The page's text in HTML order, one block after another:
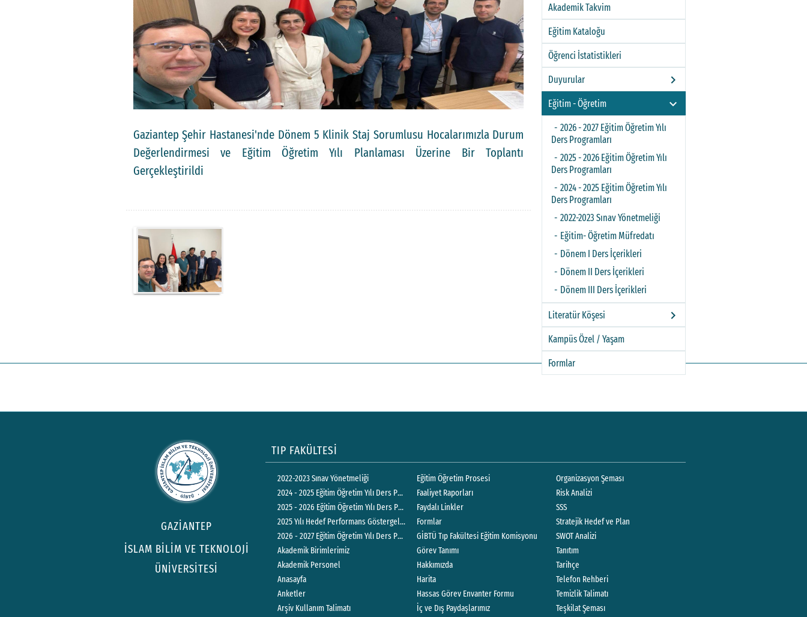
Gaziantep Şehir Hastanesi'nde Dönem 5 Klinik Staj Sorumlusu Hocalarımızla Durum
Değerlendirmesi ve Eğitim Öğretim Yılı Planlaması Üzerine Bir Toplantı
Gerçekleştirildi
Akademik Takvim
Eğitim Kataloğu
Öğrenci İstatistikleri
Duyurular keyboard_arrow_right
Eğitim - Öğretim keyboard_arrow_right
2026 - 2027 Eğitim Öğretim Yılı
Ders Programları
2025 - 2026 Eğitim Öğretim Yılı
Ders Programları
2024 - 2025 Eğitim Öğretim Yılı
Ders Programları
2022-2023 Sınav Yönetmeliği
Eğitim- Öğretim Müfredatı
Dönem I Ders İçerikleri
Dönem II Ders İçerikleri
Dönem III Ders İçerikleri
Literatür Köşesi keyboard_arrow_right
Kampüs Özel / Yaşam
Formlar
Mevzuatlar
SSS
İletişim
GAZİANTEP
İSLAM BİLİM VE TEKNOLOJİ
ÜNİVERSİTESİ
TIP FAKÜLTESİ
2022-2023 Sınav Yönetmeliği
2024 - 2025 Eğitim Öğretim Yılı Ders Programları
2025 - 2026 Eğitim Öğretim Yılı Ders Programları
2025 Yılı Hedef Performans Göstergeleri
2026 - 2027 Eğitim Öğretim Yılı Ders Programları
Akademik Birimlerimiz
Akademik Personel
Anasayfa
Anketler
Arşiv Kullanım Talimatı
Eğitim Öğretim Prosesi
Faaliyet Raporları
Faydalı Linkler
Formlar
GİBTÜ Tıp Fakültesi Eğitim Komisyonu
Görev Tanımı
Hakkımızda
Harita
Hassas Görev Envanter Formu
İç ve Dış Paydaşlarımız
Organizasyon Şeması
Risk Analizi
SSS
Stratejik Hedef ve Plan
SWOT Analizi
Tanıtım
Tarihçe
Telefon Rehberi
Temizlik Talimatı
Teşkilat Şeması